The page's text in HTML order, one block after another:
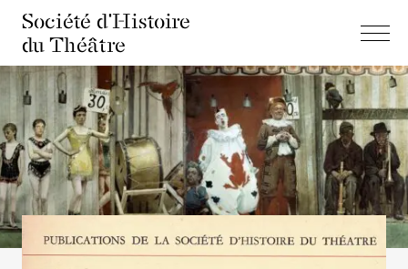
Société d'Histoire
du Théâtre